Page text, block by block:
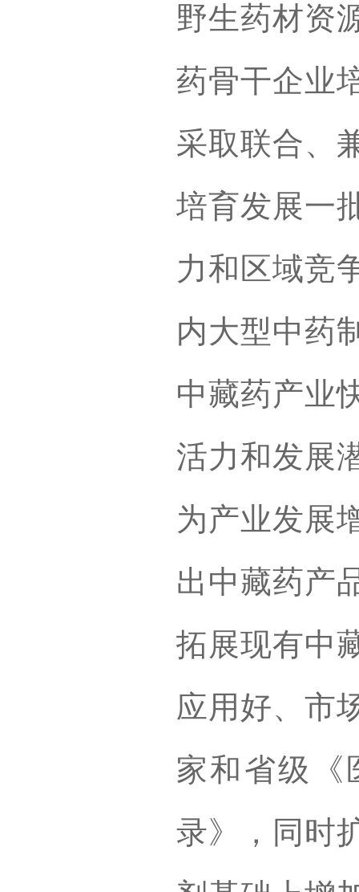
野生药材资
药骨干企业
采取联合、
培育发展一
力和区域竞
内大型中药
中藏药产业
活力和发展
为产业发展
出中藏药产
拓展现有中
应用好、市
家和省级《
录》，同时